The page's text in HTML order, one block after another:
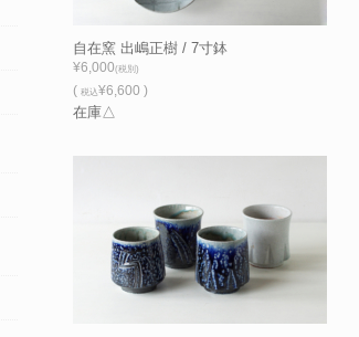
自在窯 出嶋正樹 / 7寸鉢
¥6,000(税別)
( 税込¥6,600 )
在庫△